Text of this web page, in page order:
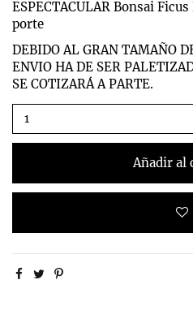
ESPECTACULAR Bonsai
porte
DEBIDO AL GRAN TAMAÑO
ENVIO HA DE SER
SE COTIZARÁ A PARTE.
Añadir al